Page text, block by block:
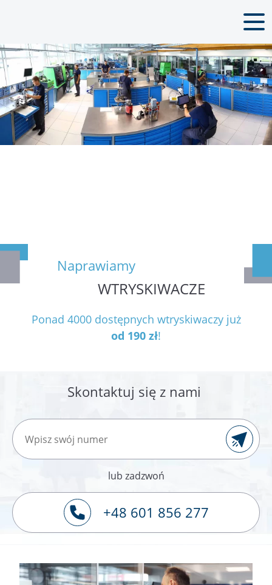
Sprzedajemy
Naprawiamy
Wymieniamy
WTRYSKIWACZE
Ponad 4000 dostępnych wtryskiwaczy już
od 190 zł!
Skontaktuj się z nami
lub zadzwoń
+48 601 856 277